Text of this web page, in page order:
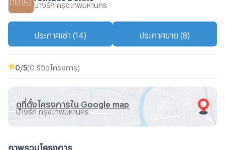
บางรัก กรุงเทพมหานคร
ประกาศเช่า (14) ประกาศขาย (8)
0 /5(0 รีวิวโครงการ)
ดูที่ตั้งโครงการใน Google map
บางรัก กรุงเทพมหานคร
ภาพรวมโครงการ